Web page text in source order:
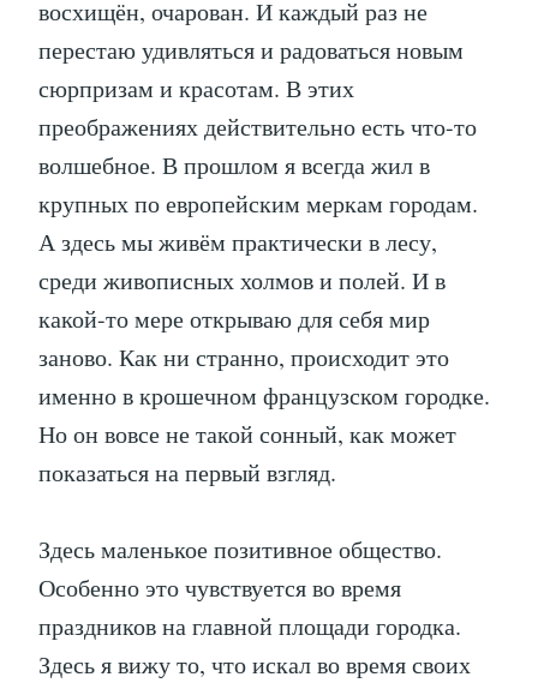
восхищён, очарован. И каждый раз не
перестаю удивляться и радоваться новым
сюрпризам и красотам. В этих
преображениях действительно есть что-то
волшебное. В прошлом я всегда жил в
крупных по европейским меркам городам.
А здесь мы живём практически в лесу,
среди живописных холмов и полей. И в
какой-то мере открываю для себя мир
заново. Как ни странно, происходит это
именно в крошечном французском городке.
Но он вовсе не такой сонный, как может
показаться на первый взгляд.
Здесь маленькое позитивное общество.
Особенно это чувствуется во время
праздников на главной площади городка.
Здесь я вижу то, что искал во время своих